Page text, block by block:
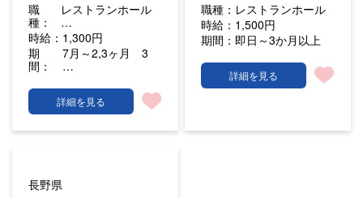
職
種：
レストランホール
…
時給： 1,300円
期
間：
7月～2,3ヶ月 3
…
詳細を見る
職種： レストランホール
時給： 1,500円
期間：即日～3か月以上
詳細を見る
長野県